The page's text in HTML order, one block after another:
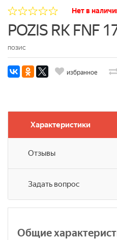
Нет в
POZIS RK FNF
ПОЗИС
избранное
Характеристики
Отзывы
Задать вопрос
Общие